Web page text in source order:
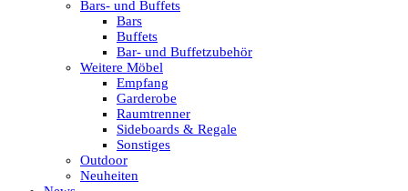
Bars- und Buffets
Bars
Buffets
Bar- und Buffetzubehör
Weitere Möbel
Empfang
Garderobe
Raumtrenner
Sideboards & Regale
Sonstiges
Outdoor
Neuheiten